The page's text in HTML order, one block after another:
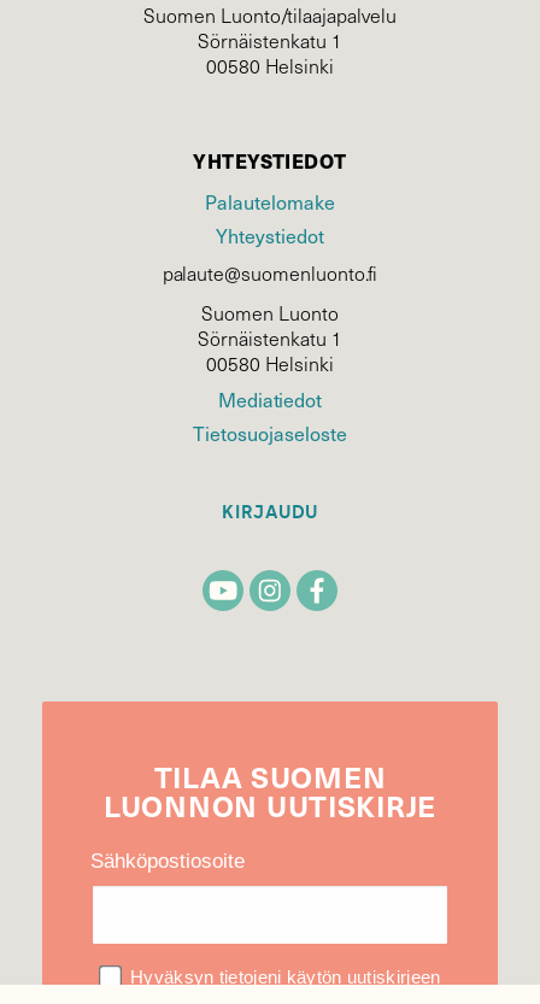
Suomen Luonto/tilaajapalvelu
Sörnäistenkatu 1
00580 Helsinki
YHTEYSTIEDOT
Palautelomake
Yhteystiedot
palaute@suomenluonto.fi
Suomen Luonto
Sörnäistenkatu 1
00580 Helsinki
Mediatiedot
Tietosuojaseloste
KIRJAUDU
TILAA SUOMEN
LUONNON UUTIS­KIRJE
Sähköpostiosoite
Hyväksyn tietojeni käytön uutiskirjeen